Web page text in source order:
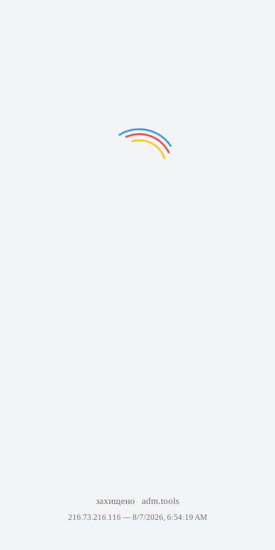
захищено adm.tools
216.73.216.116 — 8/7/2026, 6:54:19 AM